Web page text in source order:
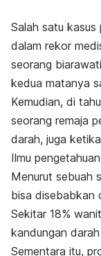
Salah satu
dalam rekor
seorang
kedua matanya
Kemudian, di
seorang remaja
darah, juga
Ilmu
Menurut sebuah
bisa disebabkan
Sekitar 18%
kandungan
Sementara itu,